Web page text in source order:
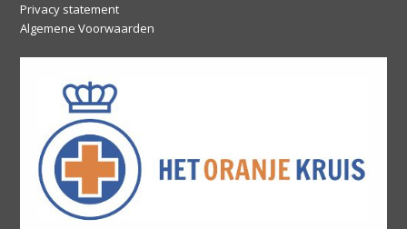
Privacy statement
Algemene Voorwaarden